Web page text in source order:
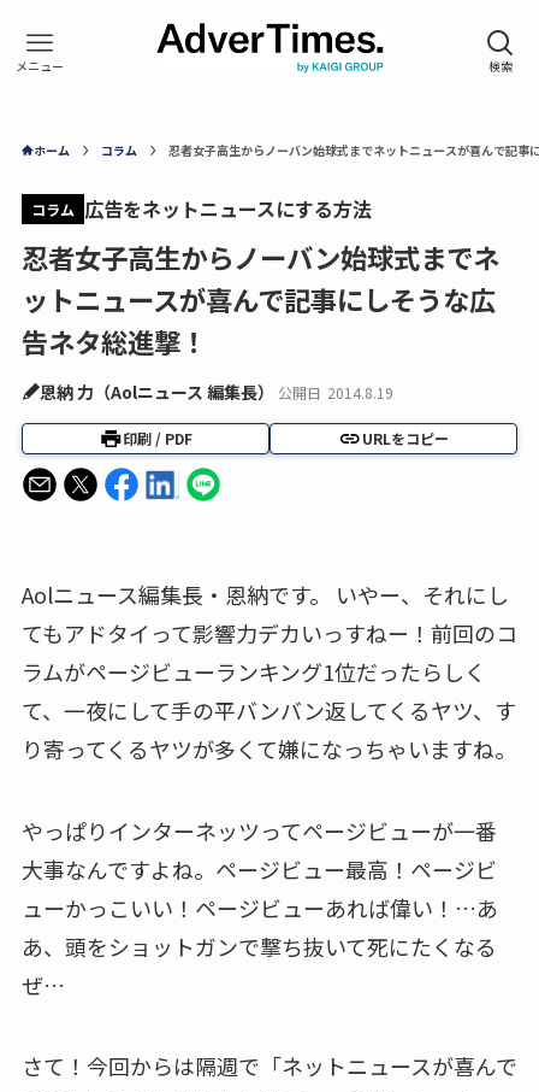
ホーム コラム 忍者女子高生からノーバン始球式までネットニュースが喜んで記事
コラム 広告をネットニュースにする方法
忍者女子高生からノーバン始球式までネ
ットニュースが喜んで記事にしそうな広
告ネタ総進撃！
恩納 力（Aolニュース 編集長） 公開日 2014.8.19
印刷 / PDF URLをコピー
Aolニュース編集長・恩納です。 いやー、それにし
てもアドタイって影響力デカいっすねー！前回のコ
ラムがページビューランキング1位だったらしく
て、一夜にして手の平バンバン返してくるヤツ、す
り寄ってくるヤツが多くて嫌になっちゃいますね。
やっぱりインターネッツってページビューが一番
大事なんですよね。ページビュー最高！ページビ
ューかっこいい！ページビューあれば偉い！…あ
あ、頭をショットガンで撃ち抜いて死にたくなる
ぜ…
さて！今回からは隔週で「ネットニュースが喜んで